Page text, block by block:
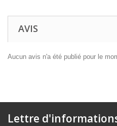
AVIS
Aucun avis n'a été publié pour le
Lettre